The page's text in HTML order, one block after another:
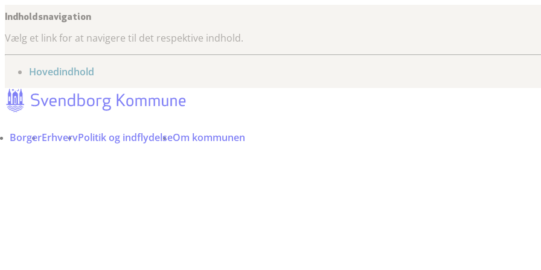
Indholdsnavigation
Vælg et link for at navigere til det respektive indhold.
gå til
Hovedindhold
BorgerErhvervPolitik og indflydelseOm kommunen